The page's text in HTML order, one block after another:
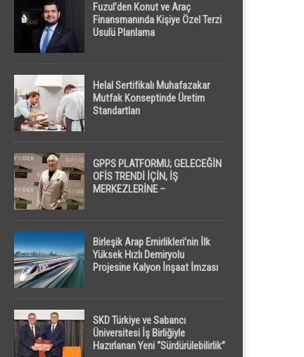
Fuzul’den Konut ve Araç
Finansmanında Kişiye Özel Terzi
Usulü Planlama
Helal Sertifikalı Muhafazakar
Mutfak Konseptinde Üretim
Standartları
GPPS PLATFORMU; GELECEĞİN
OFİS TRENDİ İÇİN, İŞ
MERKEZLERİNE –
Birleşik Arap Emirlikleri’nin İlk
Yüksek Hızlı Demiryolu
Projesine Kalyon İnşaat İmzası
SKD Türkiye ve Sabancı
Üniversitesi İş Birliğiyle
Hazırlanan Yeni “Sürdürülebilirlik”